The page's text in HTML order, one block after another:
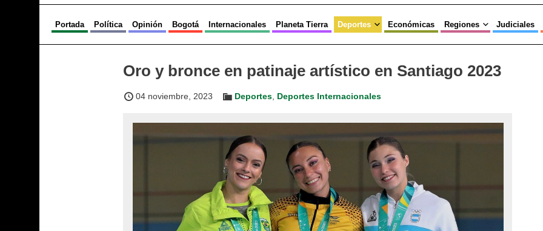
Portada Política Opinión Bogotá Internacionales Planeta Tierra Deportes Económicas Regiones Judiciales
Oro y bronce en patinaje artístico en Santiago 2023
04 noviembre, 2023 Deportes Deportes Internacionales